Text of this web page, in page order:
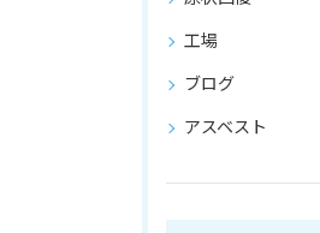
工場
ブログ
アスベスト